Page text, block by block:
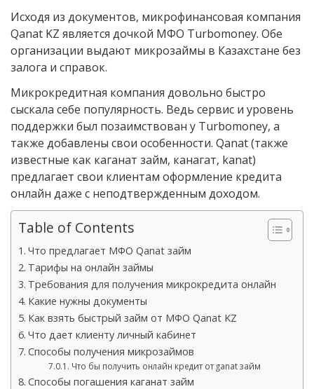
Исходя из документов, микрофинансовая компания
Qanat KZ является дочкой МФО Turbomoney. Обе
организации выдают микрозаймы в Казахстане без
залога и справок.
Микрокредитная компания довольно быстро
сыскала себе популярность. Ведь сервис и уровень
поддержки был позаимствован у Turbomoney, а
также добавлены свои особенности. Qanat (также
известные как каганат займ, канагат, kanat)
предлагает свои клиентам оформление кредита
онлайн даже с неподтвержденным доходом.
Table of Contents
Что предлагает МФО Qanat займ
Тарифы на онлайн займы
Требования для получения микрокредита онлайн
Какие нужны документы
Как взять быстрый займ от МФО Qanat KZ
Что дает клиенту личный кабинет
Способы получения микрозаймов
Что бы получить онлайн кредит от ganat займ
Способы погашения каганат займ